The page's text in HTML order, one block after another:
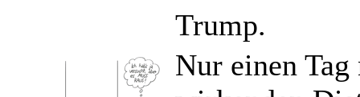
Trump.
Nur einen